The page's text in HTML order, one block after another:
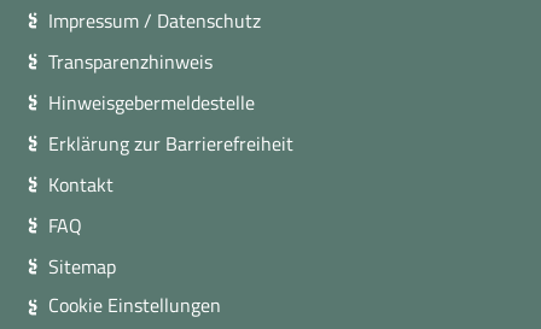
Impressum / Datenschutz
Transparenzhinweis
Hinweisgebermeldestelle
Erklärung zur Barrierefreiheit
Kontakt
FAQ
Sitemap
Cookie Einstellungen